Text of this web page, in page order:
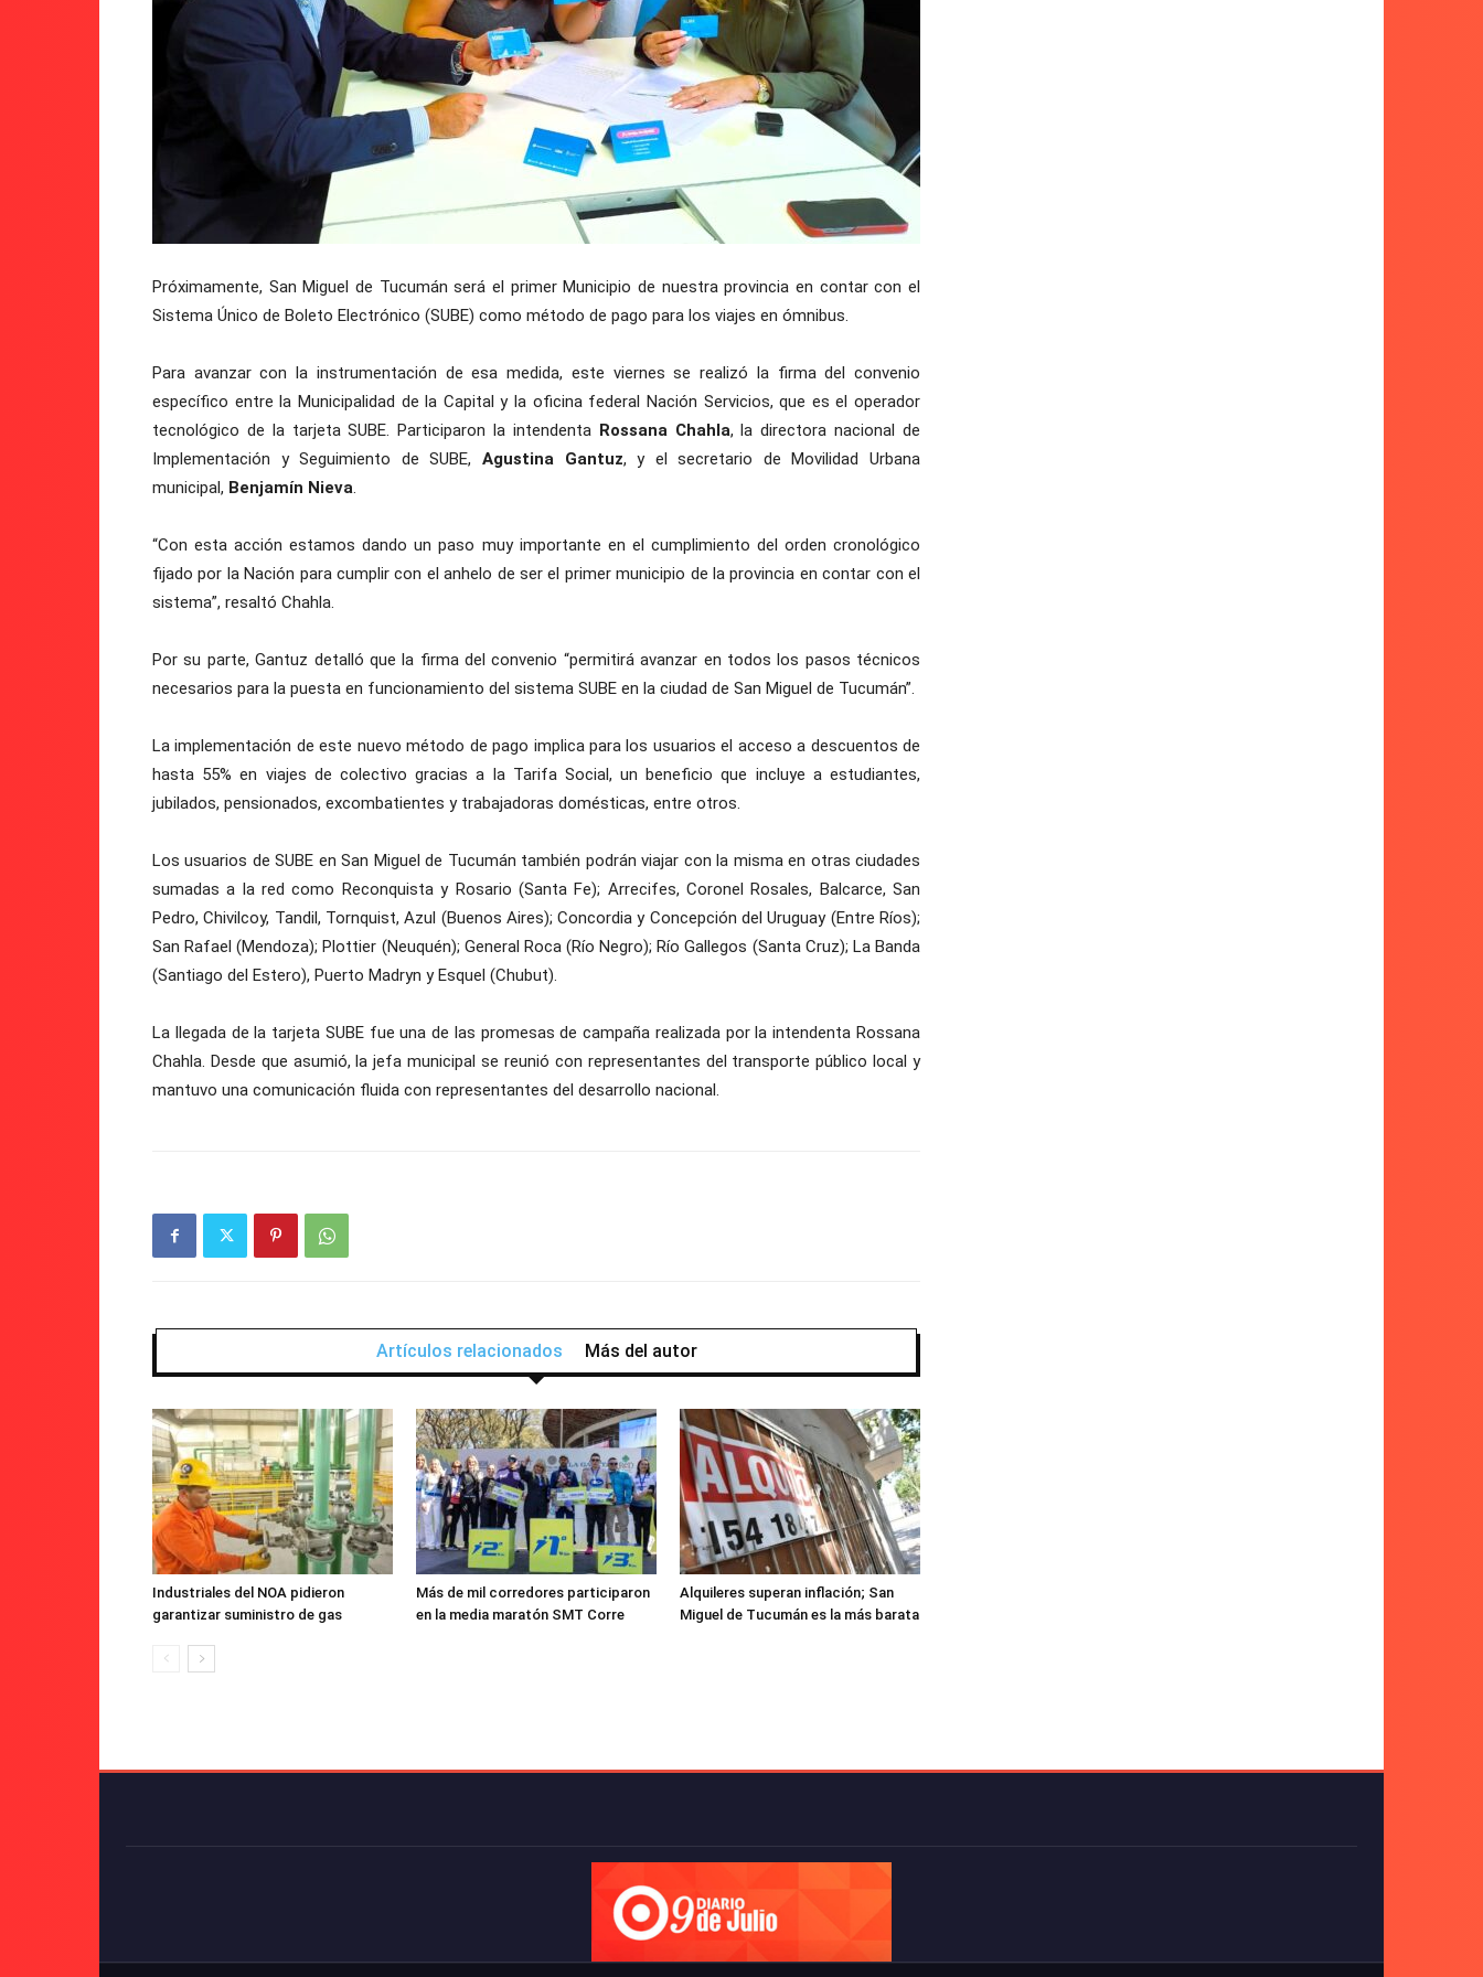
Próximamente, San Miguel de Tucumán será el primer Municipio de nuestra provincia en contar con el
Sistema Único de Boleto Electrónico (SUBE) como método de pago para los viajes en ómnibus.
Para avanzar con la instrumentación de esa medida, este viernes se realizó la firma del convenio
específico entre la Municipalidad de la Capital y la oficina federal Nación Servicios, que es el operador
tecnológico de la tarjeta SUBE. Participaron la intendenta Rossana Chahla, la directora nacional de
Implementación y Seguimiento de SUBE, Agustina Gantuz, y el secretario de Movilidad Urbana
municipal, Benjamín Nieva.
“Con esta acción estamos dando un paso muy importante en el cumplimiento del orden cronológico
fijado por la Nación para cumplir con el anhelo de ser el primer municipio de la provincia en contar con el
sistema”, resaltó Chahla.
Por su parte, Gantuz detalló que la firma del convenio “permitirá avanzar en todos los pasos técnicos
necesarios para la puesta en funcionamiento del sistema SUBE en la ciudad de San Miguel de Tucumán”.
La implementación de este nuevo método de pago implica para los usuarios el acceso a descuentos de
hasta 55% en viajes de colectivo gracias a la Tarifa Social, un beneficio que incluye a estudiantes,
jubilados, pensionados, excombatientes y trabajadoras domésticas, entre otros.
Los usuarios de SUBE en San Miguel de Tucumán también podrán viajar con la misma en otras ciudades
sumadas a la red como Reconquista y Rosario (Santa Fe); Arrecifes, Coronel Rosales, Balcarce, San
Pedro, Chivilcoy, Tandil, Tornquist, Azul (Buenos Aires); Concordia y Concepción del Uruguay (Entre Ríos);
San Rafael (Mendoza); Plottier (Neuquén); General Roca (Río Negro); Río Gallegos (Santa Cruz); La Banda
(Santiago del Estero), Puerto Madryn y Esquel (Chubut).
La llegada de la tarjeta SUBE fue una de las promesas de campaña realizada por la intendenta Rossana
Chahla. Desde que asumió, la jefa municipal se reunió con representantes del transporte público local y
mantuvo una comunicación fluida con representantes del desarrollo nacional.
Artículos relacionados Más del autor
Industriales del NOA pidieron
garantizar suministro de gas
Más de mil corredores participaron
en la media maratón SMT Corre
Alquileres superan inflación; San
Miguel de Tucumán es la más barata